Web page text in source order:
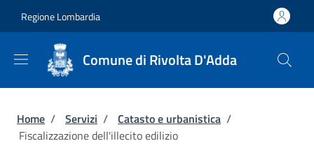
Regione Lombardia
Comune di Rivolta D'Adda
Briciole di pane
Home / Servizi / Catasto e urbanistica /
Fiscalizzazione dell'illecito edilizio